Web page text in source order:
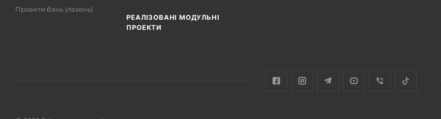
Проекти бань (лазень)
РЕАЛІЗОВАНІ МОДУЛЬНІ
ПРОЕКТИ